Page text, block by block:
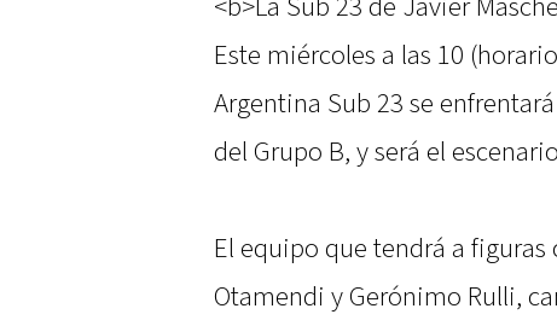
<b>La Sub 23 de Javier
Este miércoles a las 10
Argentina Sub 23 se
del Grupo B, y será el
El equipo que tendrá a
Otamendi y Gerónimo Rulli,